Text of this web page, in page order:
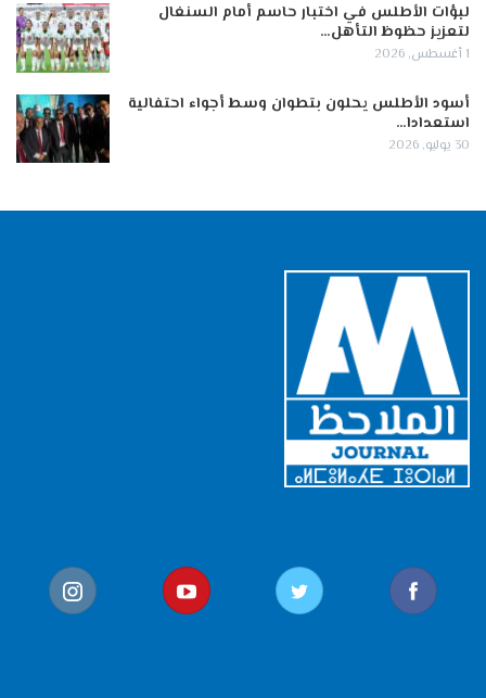
لبؤات الأطلس في اختبار حاسم أمام السنغال
لتعزيز حظوظ التأهل…
1 أغسطس, 2026
أسود الأطلس يحلون بتطوان وسط أجواء احتفالية
استعدادا…
30 يوليو, 2026